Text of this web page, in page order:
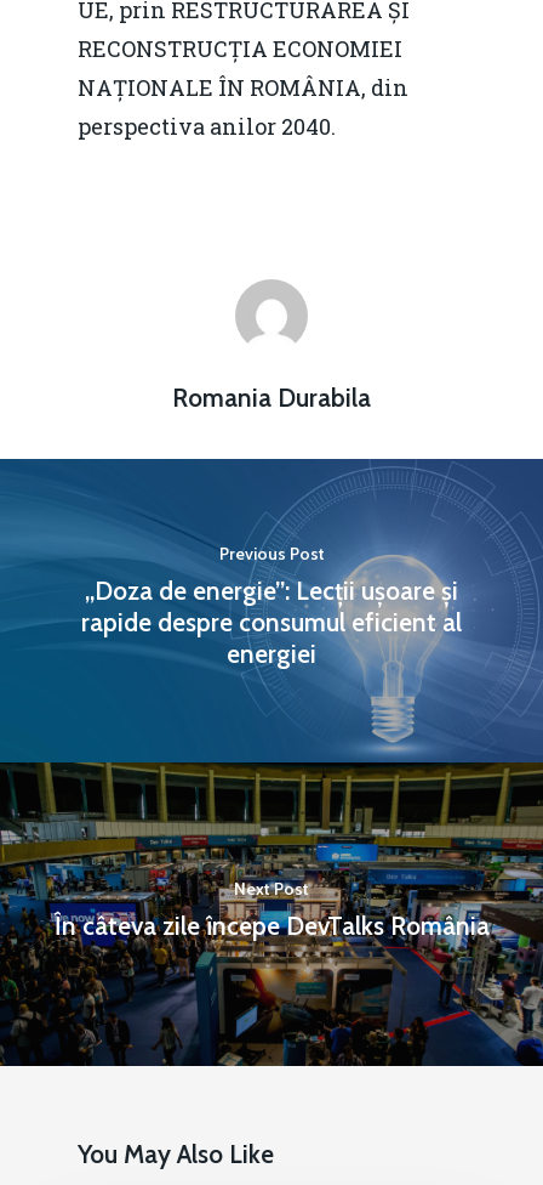
UE, prin RESTRUCTURAREA ȘI
RECONSTRUCȚIA ECONOMIEI
NAȚIONALE ÎN ROMÂNIA, din
perspectiva anilor 2040.
Romania Durabila
Previous Post
„Doza de energie”: Lecții ușoare și
rapide despre consumul eficient al
energiei
Next Post
În câteva zile începe DevTalks România
You May Also Like